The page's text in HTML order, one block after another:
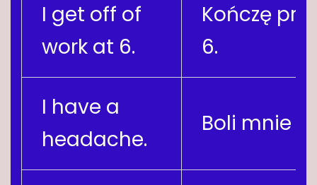
I get off of
work at 6.
Kończę
6.
I have a
headache.
Boli mnie